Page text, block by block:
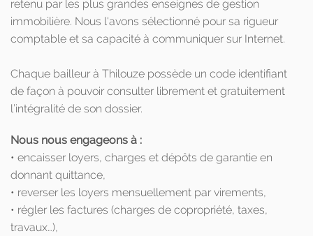
retenu par les plus grandes enseignes de gestion
immobilière. Nous l'avons sélectionné pour sa rigueur
comptable et sa capacité à communiquer sur Internet.
Chaque bailleur à Thilouze possède un code identifiant
de façon à pouvoir consulter librement et gratuitement
l’intégralité de son dossier.
Nous nous engageons à :
• encaisser loyers, charges et dépôts de garantie en
donnant quittance,
• reverser les loyers mensuellement par virements,
• régler les factures (charges de copropriété, taxes,
travaux…),